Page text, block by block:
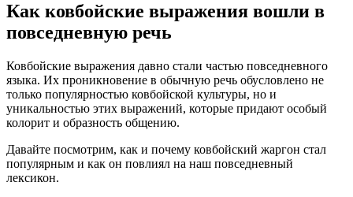
Как ковбойские выражения вошли в
повседневную речь
Ковбойские выражения давно стали частью повседневного
языка. Их проникновение в обычную речь обусловлено не
только популярностью ковбойской культуры, но и
уникальностью этих выражений, которые придают особый
колорит и образность общению.
Давайте посмотрим, как и почему ковбойский жаргон стал
популярным и как он повлиял на наш повседневный
лексикон.